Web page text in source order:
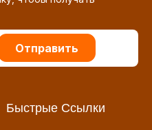
Отправить
Быстрые Ссылки